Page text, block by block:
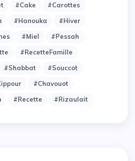
#Cake
#Carottes
#Hanouka
#Hiver
#Miel
#Pessah
#RecetteFamille
#Shabbat
#Souccot
#chavouot
#recette #rizaulait